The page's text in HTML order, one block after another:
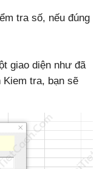
tra số, nếu đúng
giao diện như đã
Kiem tra, bạn sẽ